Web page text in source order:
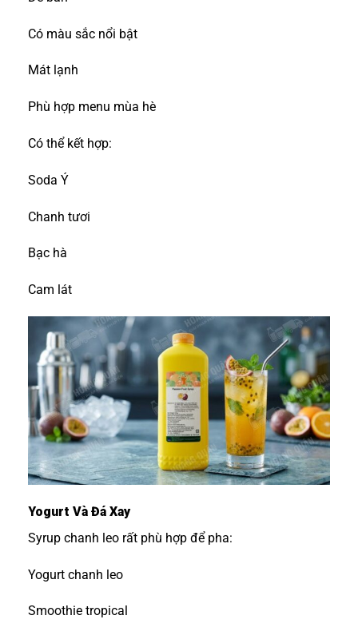
Có màu sắc nổi bật
Mát lạnh
Phù hợp menu mùa hè
Có thể kết hợp:
Soda Ý
Chanh tươi
Bạc hà
Cam lát
Yogurt Và Đá Xay
Syrup chanh leo rất phù hợp để pha:
Yogurt chanh leo
Smoothie tropical